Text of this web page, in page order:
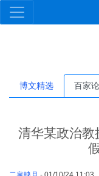
博文精选 百家
清华某政治教